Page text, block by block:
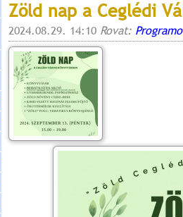
Zöld nap a Ceglédi
2024.08.29. 14:10 Rovat: